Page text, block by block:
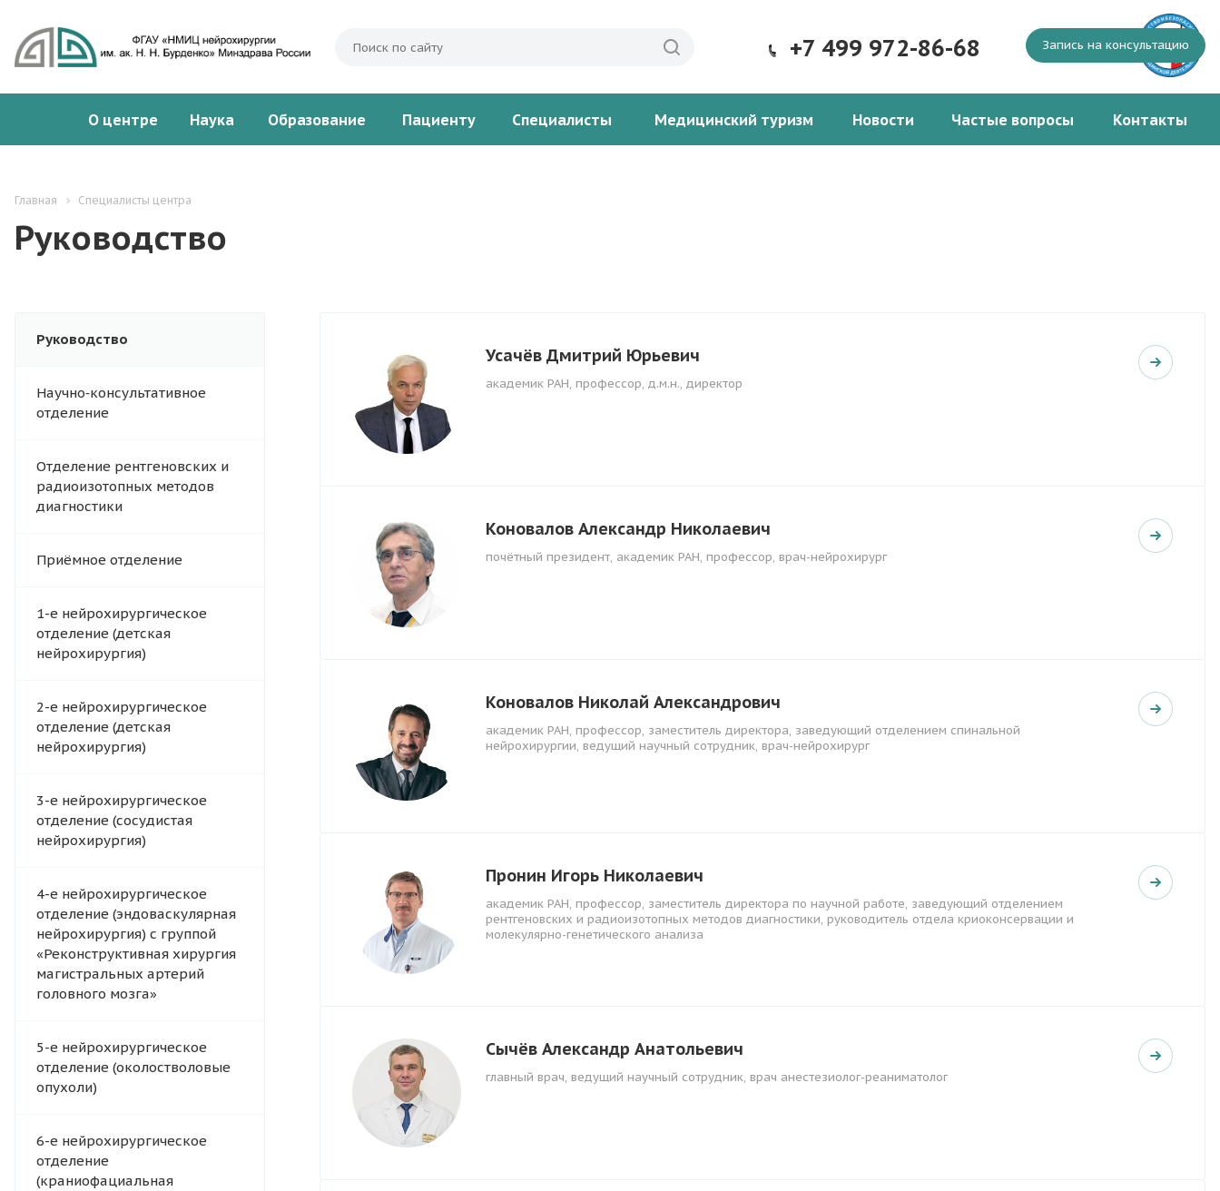
Запись на консультацию
+7 499 972-86-68
О центре Наука Образование Пациенту Специалисты Медицинский туризм Новости Частые вопросы Контакты
Главная Специалисты центра
Руководство
Руководство
Научно‑консультативное
отделение
Отделение рентгеновских и
радиоизотопных методов
диагностики
Приёмное отделение
1-е нейрохирургическое
отделение (детская
нейрохирургия)
2-е нейрохирургическое
отделение (детская
нейрохирургия)
3-е нейрохирургическое
отделение (сосудистая
нейрохирургия)
4-e нейрохирургическое
отделение (эндоваскулярная
нейрохирургия) с группой
«Реконструктивная хирургия
магистральных артерий
головного мозга»
5-е нейрохирургическое
отделение (околостволовые
опухоли)
6-е нейрохирургическое
отделение
(краниофациальная
Усачёв Дмитрий Юрьевич
академик РАН, профессор, д.м.н., директор
Коновалов Александр Николаевич
почётный президент, академик РАН, профессор, врач-нейрохирург
Коновалов Николай Александрович
академик РАН, профессор, заместитель директора, заведующий отделением спинальной
нейрохирургии, ведущий научный сотрудник, врач-нейрохирург
Пронин Игорь Николаевич
академик РАН, профессор, заместитель директора по научной работе, заведующий отделением
рентгеновских и радиоизотопных методов диагностики, руководитель отдела криоконсервации и
молекулярно-генетического анализа
Сычёв Александр Анатольевич
главный врач, ведущий научный сотрудник, врач анестезиолог-реаниматолог